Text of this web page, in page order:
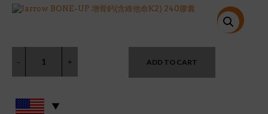
was:
is:
特價!
ADD TO CART